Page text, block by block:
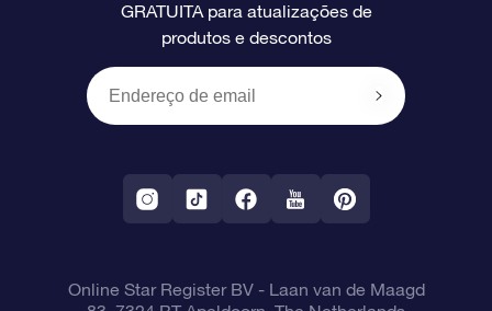
Avaliações
O Cartão Presente OSR
Presentes corporativos
Página de Estrela personalizada
Um Milhão de Estrelas
App RV fly me to the stars
Informação de pagamento
Informação de envio
Constelações
GRATUITA para atualizações de
produtos e descontos
Online Star Register BV- Laan van de Maagd